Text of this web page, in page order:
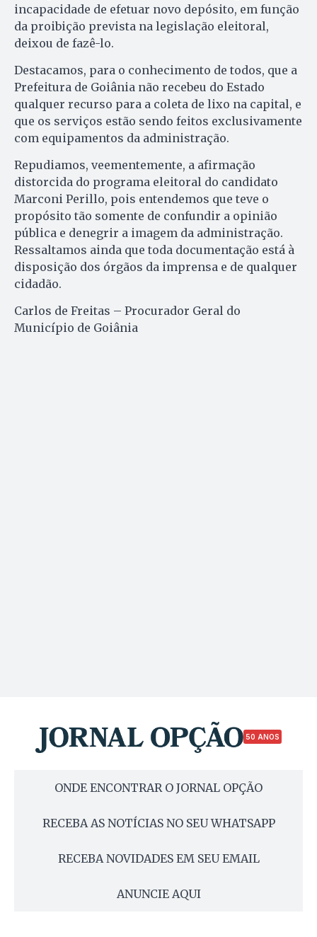
incapacidade de efetuar novo depósito, em função
da proibição prevista na legislação eleitoral,
deixou de fazê-lo.
Destacamos, para o conhecimento de todos, que a
Prefeitura de Goiânia não recebeu do Estado
qualquer recurso para a coleta de lixo na capital, e
que os serviços estão sendo feitos exclusivamente
com equipamentos da administração.
Repudiamos, veementemente, a afirmação
distorcida do programa eleitoral do candidato
Marconi Perillo, pois entendemos que teve o
propósito tão somente de confundir a opinião
pública e denegrir a imagem da administração.
Ressaltamos ainda que toda documentação está à
disposição dos órgãos da imprensa e de qualquer
cidadão.
Carlos de Freitas – Procurador Geral do
Município de Goiânia
50 ANOS
ONDE ENCONTRAR O JORNAL OPÇÃO
RECEBA AS NOTÍCIAS NO SEU WHATSAPP
RECEBA NOVIDADES EM SEU EMAIL
ANUNCIE AQUI